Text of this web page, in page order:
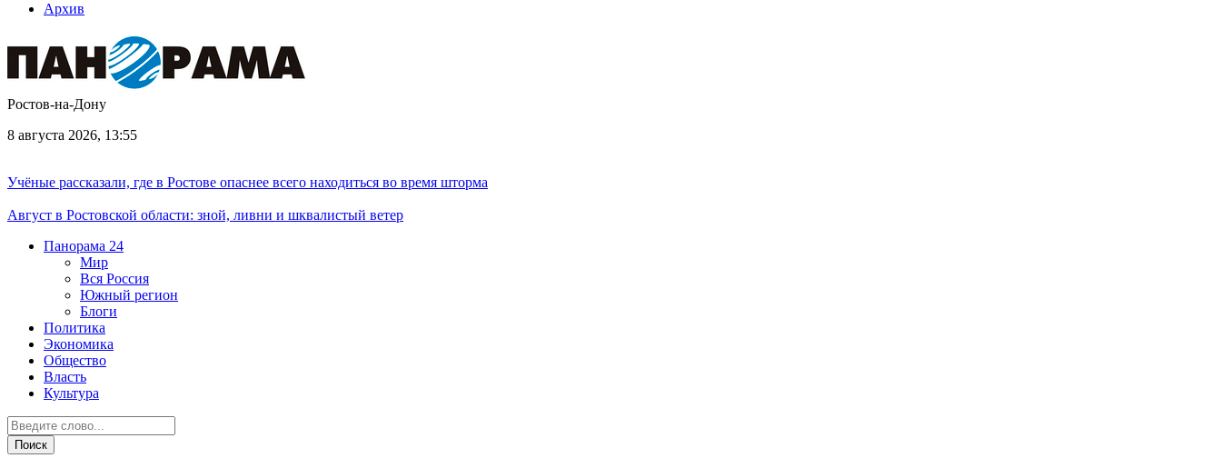
Архив
Ростов-на-Дону
8 августа 2026, 13:55
Учёные рассказали, где в Ростове опаснее всего находиться во время шторма
Август в Ростовской области: зной, ливни и шквалистый ветер
Панорама 24
Мир
Вся Россия
Южный регион
Блоги
Политика
Экономика
Общество
Власть
Культура